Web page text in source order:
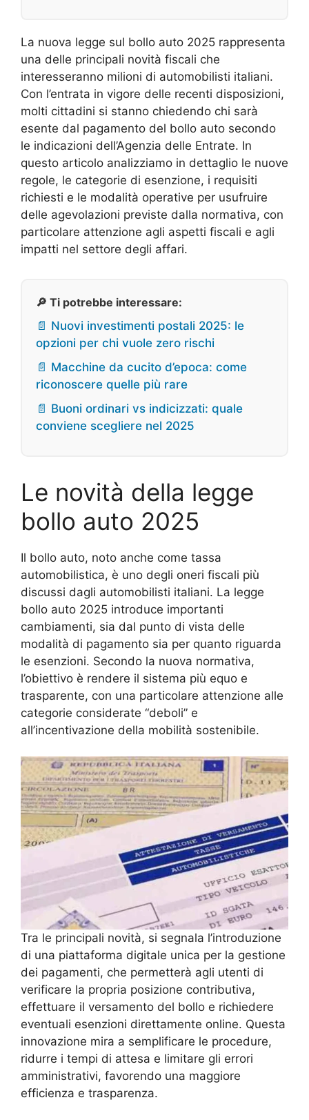
La nuova legge sul bollo auto 2025 rappresenta
una delle principali novità fiscali che
interesseranno milioni di automobilisti italiani.
Con l’entrata in vigore delle recenti disposizioni,
molti cittadini si stanno chiedendo chi sarà
esente dal pagamento del bollo auto secondo
le indicazioni dell’Agenzia delle Entrate. In
questo articolo analizziamo in dettaglio le nuove
regole, le categorie di esenzione, i requisiti
richiesti e le modalità operative per usufruire
delle agevolazioni previste dalla normativa, con
particolare attenzione agli aspetti fiscali e agli
impatti nel settore degli affari.
🔎 Ti potrebbe interessare:
📄 Nuovi investimenti postali 2025: le
opzioni per chi vuole zero rischi
📄 Macchine da cucito d’epoca: come
riconoscere quelle più rare
📄 Buoni ordinari vs indicizzati: quale
conviene scegliere nel 2025
Le novità della legge
bollo auto 2025
Il bollo auto, noto anche come tassa
automobilistica, è uno degli oneri fiscali più
discussi dagli automobilisti italiani. La legge
bollo auto 2025 introduce importanti
cambiamenti, sia dal punto di vista delle
modalità di pagamento sia per quanto riguarda
le esenzioni. Secondo la nuova normativa,
l’obiettivo è rendere il sistema più equo e
trasparente, con una particolare attenzione alle
categorie considerate “deboli” e
all’incentivazione della mobilità sostenibile.
Tra le principali novità, si segnala l’introduzione
di una piattaforma digitale unica per la gestione
dei pagamenti, che permetterà agli utenti di
verificare la propria posizione contributiva,
effettuare il versamento del bollo e richiedere
eventuali esenzioni direttamente online. Questa
innovazione mira a semplificare le procedure,
ridurre i tempi di attesa e limitare gli errori
amministrativi, favorendo una maggiore
efficienza e trasparenza.